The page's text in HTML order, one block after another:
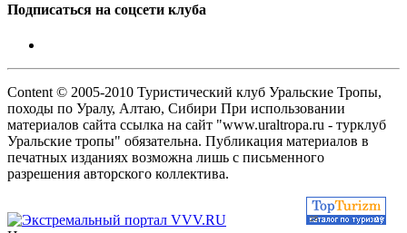
Подписаться на соцсети клуба
Content © 2005-2010 Туристический клуб Уральские Тропы,
походы по Уралу, Алтаю, Сибири При использовании
материалов сайта ссылка на сайт "www.uraltropa.ru - турклуб
Уральские тропы" обязательна. Публикация материалов в
печатных изданиях возможна лишь с письменного
разрешения авторского коллектива.